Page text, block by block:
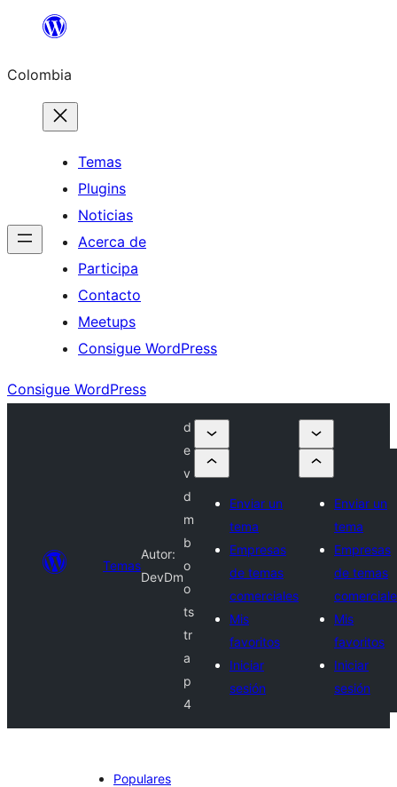
Saltar
contenido
Colombia
Temas
Plugins
Noticias
Acerca de
Participa
Contacto
Meetups
Consigue WordPress
Consigue WordPress
Temas
Autor:
DevDm
d
e
v
d
m
b
o
o
ts
tr
a
p
4
Enviar un
tema
Empresas
de temas
comerciales
Mis
favoritos
Iniciar
sesión
Enviar un
tema
Empresas
de temas
Mis
favoritos
Iniciar
sesión
Populares